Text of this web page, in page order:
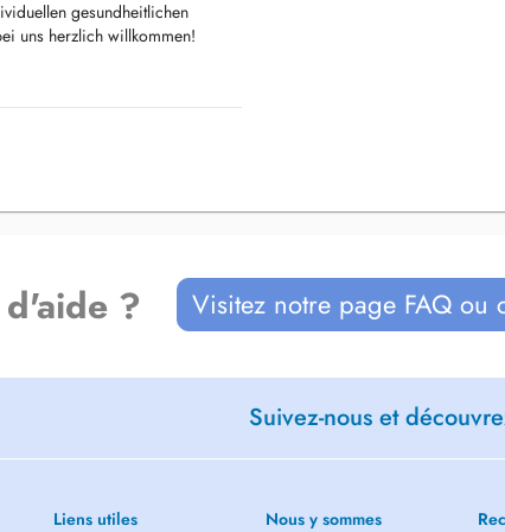
gesundheitlichen
uns herzlich willkommen!
interdisziplinär und
konservative und operative
? Visitez notre page FAQ ou
Suivez-nous et
Liens utiles Nous y sommes